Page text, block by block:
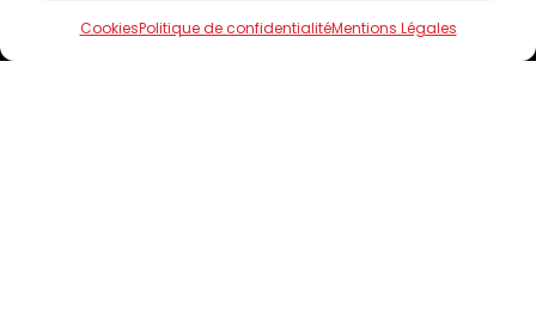
CookiesPolitique de confidentialitéMentions Légales